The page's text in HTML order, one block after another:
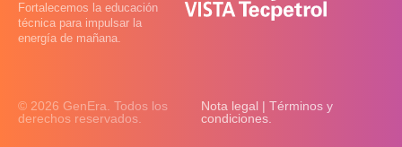
Fortalecemos la educación
técnica para impulsar la
energía de mañana.
© 2026 GenEra. Todos los
derechos reservados.
Nota legal | Términos y
condiciones.